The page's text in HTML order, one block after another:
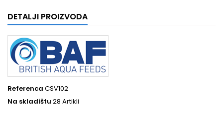
DETALJI PROIZVODA
Referenca CSV102
Na skladištu 28 Artikli